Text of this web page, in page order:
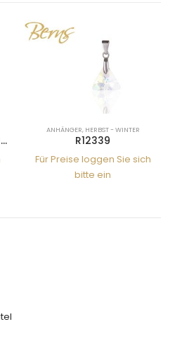
Anhänger “PEAR”MAJ.BLUE 22SS
ANHÄNGER, HERBST - WINTER
R12339
Für Preise loggen Sie sich
bitte ein